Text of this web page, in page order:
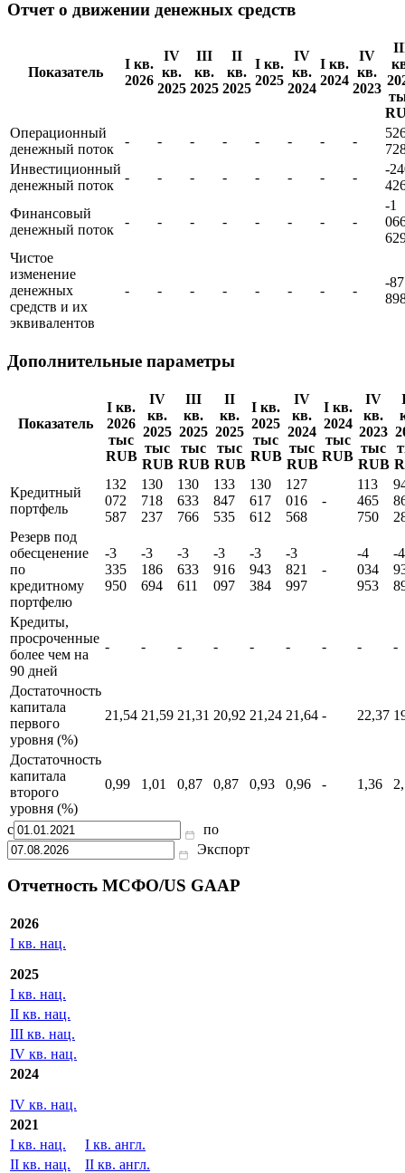
(убыток)
542
557
206
634
571
Отчет о движении денежных средств
Показатель
2026
2025
2024
Операционный
денежный поток
Инвестиционный
-
Финансовый
денежный поток
Чистое
денежных
средств и их
Дополнительные параметры
Показатель
2026
тыс
RUB
IV
кв.
2025
тыс
RUB
III
кв.
2025
тыс
RUB
II
кв.
2025
тыс
RUB
2025
тыс
RUB
IV
кв.
2024
тыс
RUB
тыс
IV
кв.
2023
тыс
RUB
Кредитный
портфель
132
072
587
130
718
237
130
633
766
133
847
535
130
617
612
127
016
568
113
465
750
Резерв под
обесценение
по
кредитному
портфелю
950
694
611
097
384
997
953
Кредиты,
просроченные
более чем на
90 дней
- - - - - - - -
Достаточность
капитала
первого
уровня (%)
21,54 21,59 21,31 20,92 21,24 21,64 22,37
Достаточность
капитала
второго
0,99 1,01 0,87 0,87
с
по
Отчетность МСФО/US GAAP
2026
I кв. нац.
2025
I кв. нац.
II кв. нац.
III кв. нац.
IV кв. нац.
2024
IV кв. нац.